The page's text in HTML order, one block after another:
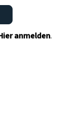
anmelden.